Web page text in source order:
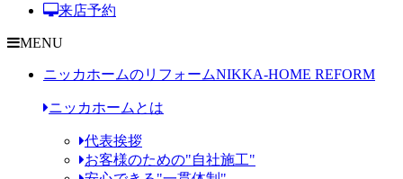
来店予約
MENU
ニッカホームのリフォームNIKKA-HOME REFORM
ニッカホームとは
代表挨拶
お客様のための"自社施工"